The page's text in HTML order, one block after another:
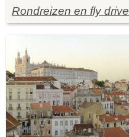
Rondreizen en fly